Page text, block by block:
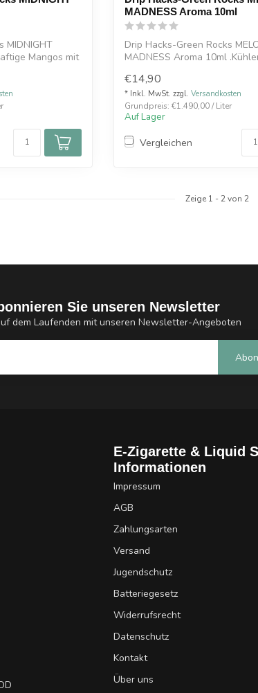
MIDNIGHT
Mangos mit
MADNESS Aroma 10ml
Drip Hacks-Green Rocks
MADNESS Aroma 10ml
€14,90
* Inkl. MwSt. zzgl. Versandkosten
Grundpreis: €1.490,00 / Liter
Auf Lager
Vergleichen
Zeige 1 - 2von 2
Sie unseren Newsletter
dem Laufenden mit unseren Newsletter-Angeboten
E-Zigarette & Liquid
Informationen
Impressum
AGB
Zahlungsarten
Versand
Jugendschutz
Batteriegesetz
Widerrufsrecht
Datenschutz
Kontakt
Über uns